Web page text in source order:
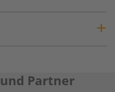
Partner